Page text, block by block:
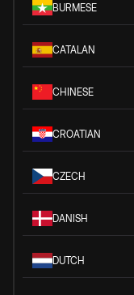
BURMESE
CATALAN
CHINESE
CROATIAN
CZECH
DANISH
DUTCH